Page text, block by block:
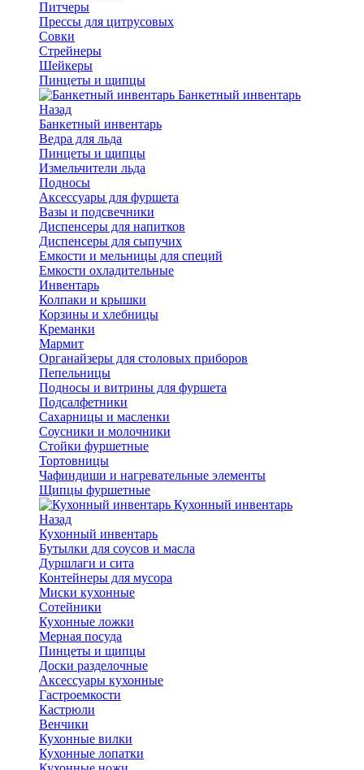
Питчеры
Прессы для цитрусовых
Совки
Стрейнеры
Шейкеры
Пинцеты и щипцы
Банкетный инвентарь
Назад
Банкетный инвентарь
Ведра для льда
Пинцеты и щипцы
Измельчители льда
Подносы
Аксессуары для фуршета
Вазы и подсвечники
Диспенсеры для напитков
Диспенсеры для сыпучих
Емкости и мельницы для специй
Емкости охладительные
Инвентарь
Колпаки и крышки
Корзины и хлебницы
Креманки
Мармит
Органайзеры для столовых приборов
Пепельницы
Подносы и витрины для фуршета
Подсалфетники
Сахарницы и масленки
Соусники и молочники
Стойки фуршетные
Тортовницы
Чафиндиши и нагревательные элементы
Щипцы фуршетные
Кухонный инвентарь
Назад
Кухонный инвентарь
Бутылки для соусов и масла
Дуршлаги и сита
Контейнеры для мусора
Миски кухонные
Сотейники
Кухонные ложки
Мерная посуда
Пинцеты и щипцы
Доски разделочные
Аксессуары кухонные
Гастроемкости
Кастрюли
Венчики
Кухонные вилки
Кухонные лопатки